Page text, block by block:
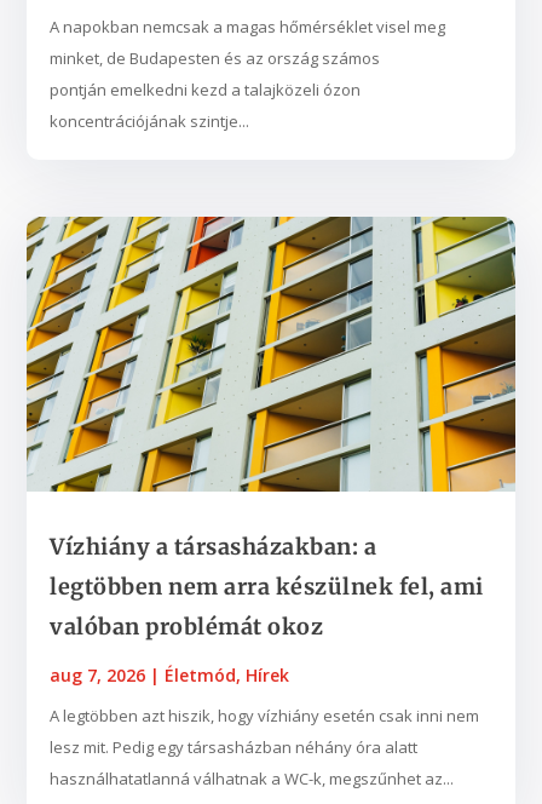
A napokban nemcsak a magas hőmérséklet visel meg
minket, de Budapesten és az ország számos
pontján emelkedni kezd a talajközeli ózon
koncentrációjának szintje...
Vízhiány a társasházakban: a
legtöbben nem arra készülnek fel, ami
valóban problémát okoz
aug 7, 2026 | Életmód, Hírek
A legtöbben azt hiszik, hogy vízhiány esetén csak inni nem
lesz mit. Pedig egy társasházban néhány óra alatt
használhatatlanná válhatnak a WC-k, megszűnhet az...